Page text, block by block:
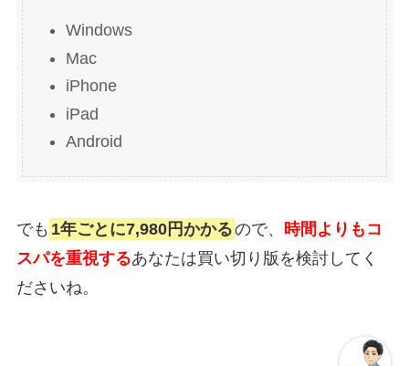
Windows
Mac
iPhone
iPad
Android
でも 1年ごとに7,980円かかるので、 時間よりもコ
スパを重視するあなたは買い切り版を検討してく
ださいね。